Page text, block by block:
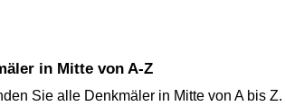
in Mitte von A-Z
Sie alle Denkmäler in Mitte von A bis Z.